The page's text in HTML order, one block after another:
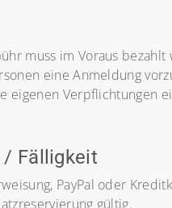
muss im Voraus
eine Anmeldung
eigenen Verpflichtungen
/ Fälligkeit
PayPal oder
gültig.